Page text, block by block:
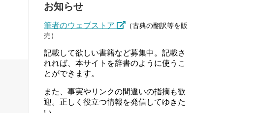
お知らせ
筆者のウェブストア
（古典の翻訳等を販
売）
記載して欲しい書籍など募集中。記載さ
れれば、本サイトを辞書のように使うこ
とができます。
また、事実やリンクの間違いの指摘も歓
迎。正しく役立つ情報を発信してゆきた